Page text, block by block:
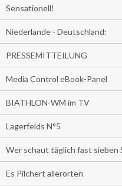
Sensationell!
Niederlande - Deutschland:
PRESSEMITTEILUNG
Media Control eBook-Panel
BIATHLON-WM im TV
Lagerfelds N°5
Wer schaut täglich fast sieben
Es Pilchert allerorten